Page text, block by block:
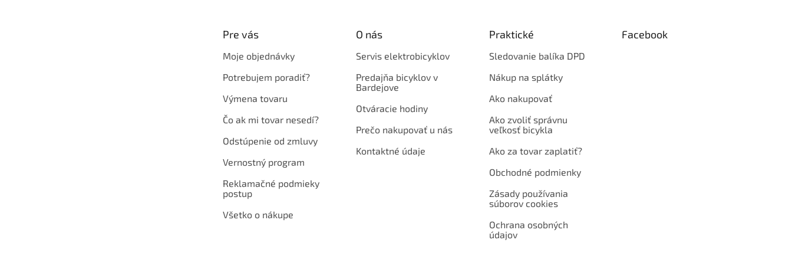
Pre vás
Moje objednávky
Potrebujem poradiť?
Výmena tovaru
Čo ak mi tovar nesedí?
Odstúpenie od zmluvy
Vernostný program
Reklamačné podmieky
postup
Všetko o nákupe
O nás
Servis elektrobicyklov
Predajňa bicyklov v
Bardejove
Otváracie hodiny
Prečo nakupovať u nás
Kontaktné údaje
Praktické
Sledovanie balíka DPD
Nákup na splátky
Ako nakupovať
Ako zvoliť správnu
veľkosť bicykla
Ako za tovar zaplatiť?
Obchodné podmienky
Zásady používania
súborov cookies
Ochrana osobných
údajov
Facebook